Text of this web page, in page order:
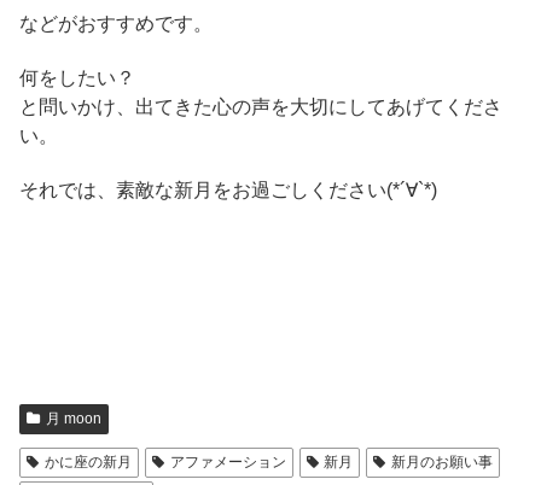
などがおすすめです。
何をしたい？
と問いかけ、出てきた心の声を大切にしてあげてくださ
い。
それでは、素敵な新月をお過ごしください(*´∀`*)
月 moon
かに座の新月 アファメーション 新月
新月のお願い事